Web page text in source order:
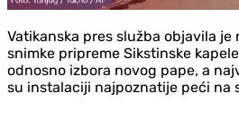
Vatikanska pres služba objavila je
snimke pripreme Sikstinske
odnosno izbora novog pape, a
su instalaciji najpoznatije peći na